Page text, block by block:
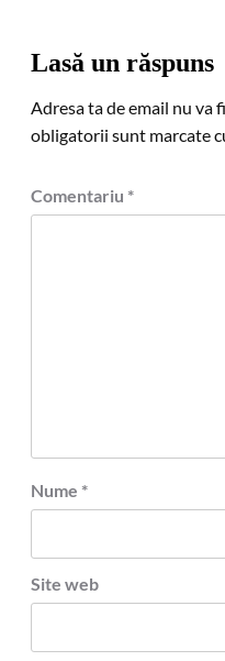
Lasă un răspuns
Adresa ta de email nu va
obligatorii sunt marcate
Comentariu *
Nume *
Site web